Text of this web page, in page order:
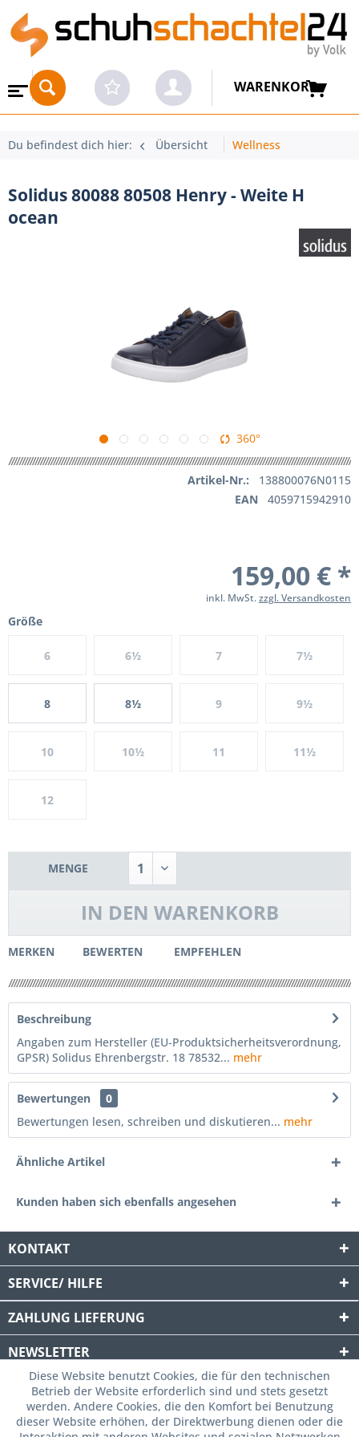
WARENKORB
Du befindest dich hier: Übersicht Wellness
Solidus 80088 80508 Henry - Weite H
ocean
360°
Artikel-Nr.:
138800076N0115
EAN
4059715942910
159,00 € *
inkl. MwSt.zzgl. Versandkosten
Größe
6 6½ 7 7½
8 8½ 9 9½
10 10½ 11 11½
12
MENGE
IN DEN WARENKORB
MERKEN BEWERTEN EMPFEHLEN
Beschreibung
Angaben zum Hersteller (EU-Produktsicherheitsverordnung,
GPSR) Solidus Ehrenbergstr. 18 78532... mehr
Bewertungen
0
Bewertungen lesen, schreiben und diskutieren... mehr
Ähnliche Artikel
Kunden haben sich ebenfalls angesehen
KONTAKT
SERVICE/ HILFE
ZAHLUNG LIEFERUNG
NEWSLETTER
Diese Website benutzt Cookies, die für den technischen
Betrieb der Website erforderlich sind und stets gesetzt
werden. Andere Cookies, die den Komfort bei Benutzung
dieser Website erhöhen, der Direktwerbung dienen oder die